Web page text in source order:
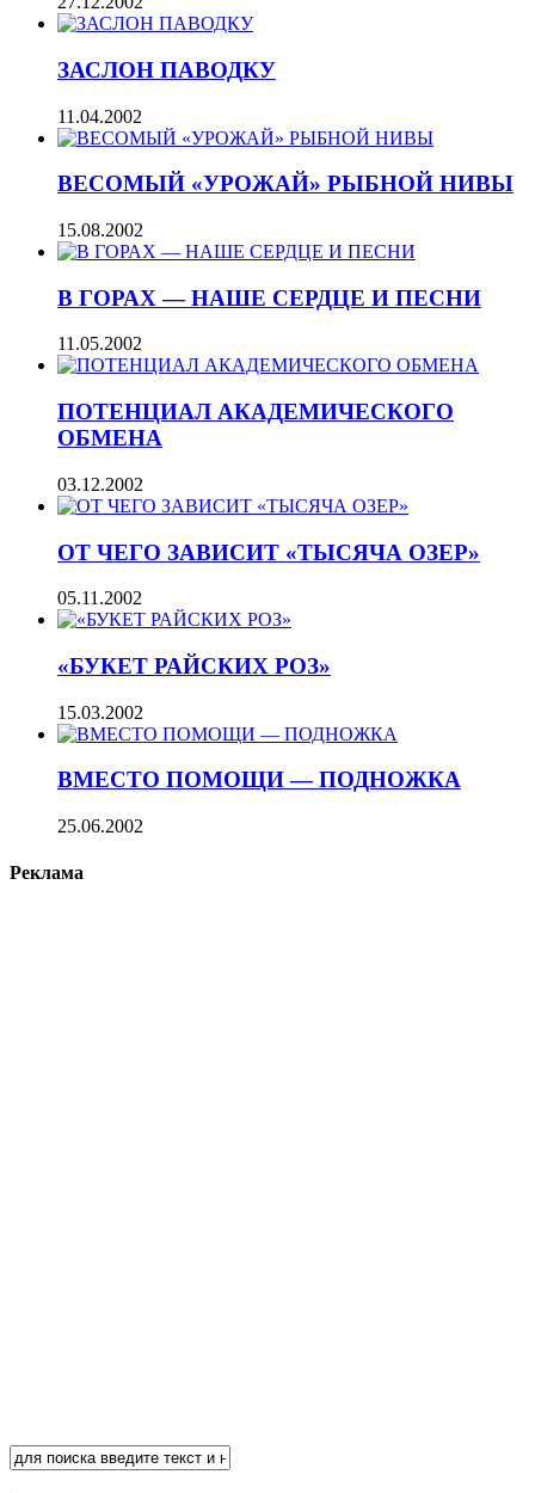
ЗАСЛОН ПАВОДКУ
11.04.2002
ВЕСОМЫЙ «УРОЖАЙ» РЫБНОЙ НИВЫ
15.08.2002
В ГОРАХ — НАШЕ СЕРДЦЕ И ПЕСНИ
11.05.2002
ПОТЕНЦИАЛ АКАДЕМИЧЕСКОГО
ОБМЕНА
03.12.2002
ОТ ЧЕГО ЗАВИСИТ «ТЫСЯЧА ОЗЕР»
05.11.2002
«БУКЕТ РАЙСКИХ РОЗ»
15.03.2002
ВМЕСТО ПОМОЩИ — ПОДНОЖКА
25.06.2002
Реклама